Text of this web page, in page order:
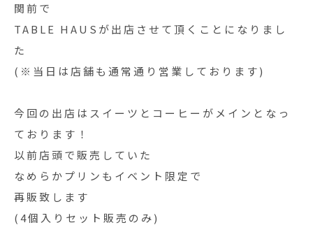
関前で
TABLE HAUSが出店させて頂くことになりまし
た
(※当日は店舗も通常通り営業しております)
今回の出店はスイーツとコーヒーがメインとなっ
ております！
以前店頭で販売していた
なめらかプリンもイベント限定で
再販致します
(4個入りセット販売のみ)